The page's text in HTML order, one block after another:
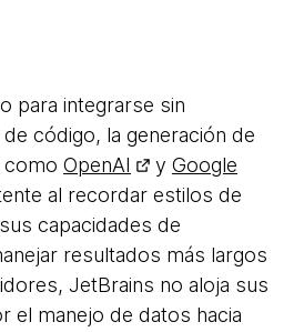
para integrarse sin
código, la generación de
como OpenAI y Google
al recordar estilos de
capacidades de
resultados más largos
JetBrains no aloja sus
el manejo de datos hacia